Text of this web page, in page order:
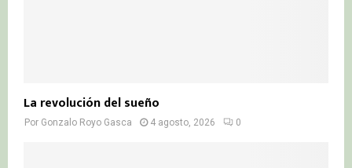
La revolución del sueño
Por Gonzalo Royo Gasca 4 agosto, 2026 0